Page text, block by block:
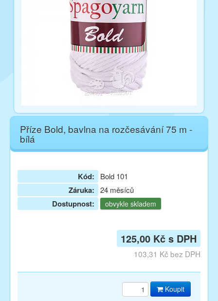
Facebook
Příze Bold, bavlna na rozčesávání 75 m -
bílá
Kód: Bold 101
Záruka: 24 měsíců
Dostupnost: obvykle skladem
125,00 Kč s DPH
103,31 Kč bez DPH
Koupit